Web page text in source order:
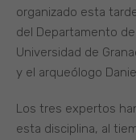
organizado esta
del Departamento
Universidad de
y el arqueólogo
Los tres expertos
esta disciplina, al